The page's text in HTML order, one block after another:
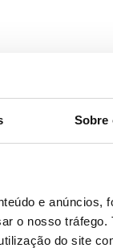
Sobre
e anúncios,
o nosso tráfego.
do site
e topo com